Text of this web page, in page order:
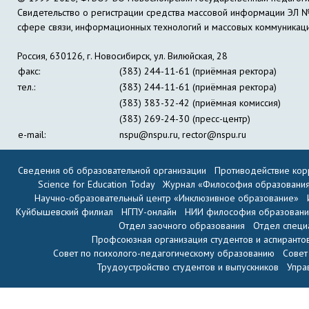
Свидетельство о регистрации средства массовой информации
сфере связи, информационных технологий и массовых
Россия, 630126, г. Новосибирск, ул. Вилюйская, 28
факс:
(383) 244-11-61 (приёмная ректора)
тел.:
(383) 244-11-61 (приёмная ректора)
(383) 383-32-42 (приёмная комиссия)
(383) 269-24-30 (пресс-центр)
e-mail:
nspu@nspu.ru, rector@nspu.ru
Сведения об образовательной организации
Противодействие
Science for Education Today
Журнал «Философия
Научно-образовательный центр «Инклюзивное образование»
Куйбышевский филиал
НГПУ-онлайн
НИИ философия
Отдел заочного образования
Отдел
Профсоюзная организация студентов и
Совет по психолого-педагогическому образованию
Трудоустройство студентов и выпускников